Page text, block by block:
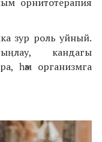
зур роль уйный.
кандагы
һәм организмга